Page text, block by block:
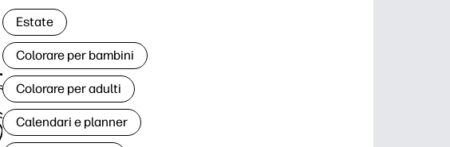
Estate
Colorare per bambini
Colorare per adulti
Calendari e planner